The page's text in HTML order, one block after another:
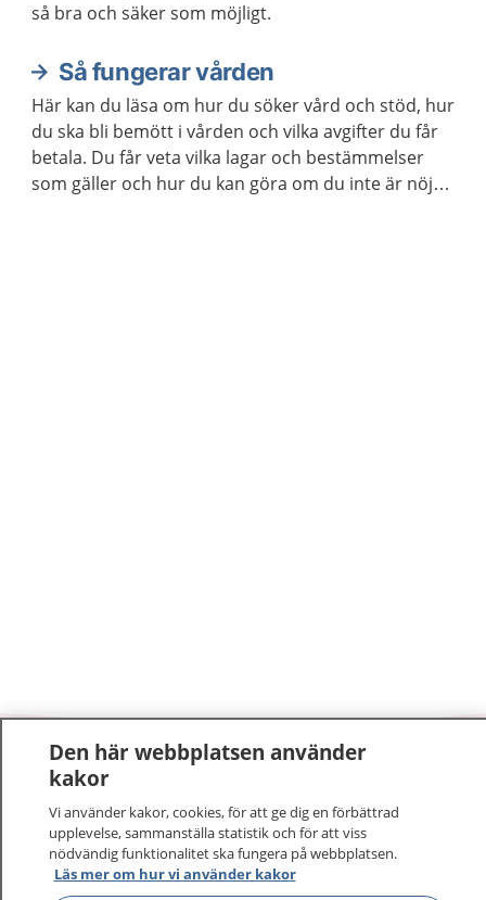
så bra och säker som möjligt.
Så fungerar vården
Här kan du läsa om hur du söker vård och stöd, hur
du ska bli bemött i vården och vilka avgifter du får
betala. Du får veta vilka lagar och bestämmelser
som gäller och hur du kan göra om du inte är nöjd
1177 –tryggt om din hälsa och vård
På 1177.se får du råd om hälsa och information om
sjukdomar och vilka mottagningar du kan kontakta.
Logga in för att läsa din journal och göra dina
Den här webbplatsen använder
kakor
Vi använder kakor, cookies, för att ge dig en förbättrad
upplevelse, sammanställa statistik och för att viss
nödvändig funktionalitet ska fungera på webbplatsen.
Läs mer om hur vi använder kakor